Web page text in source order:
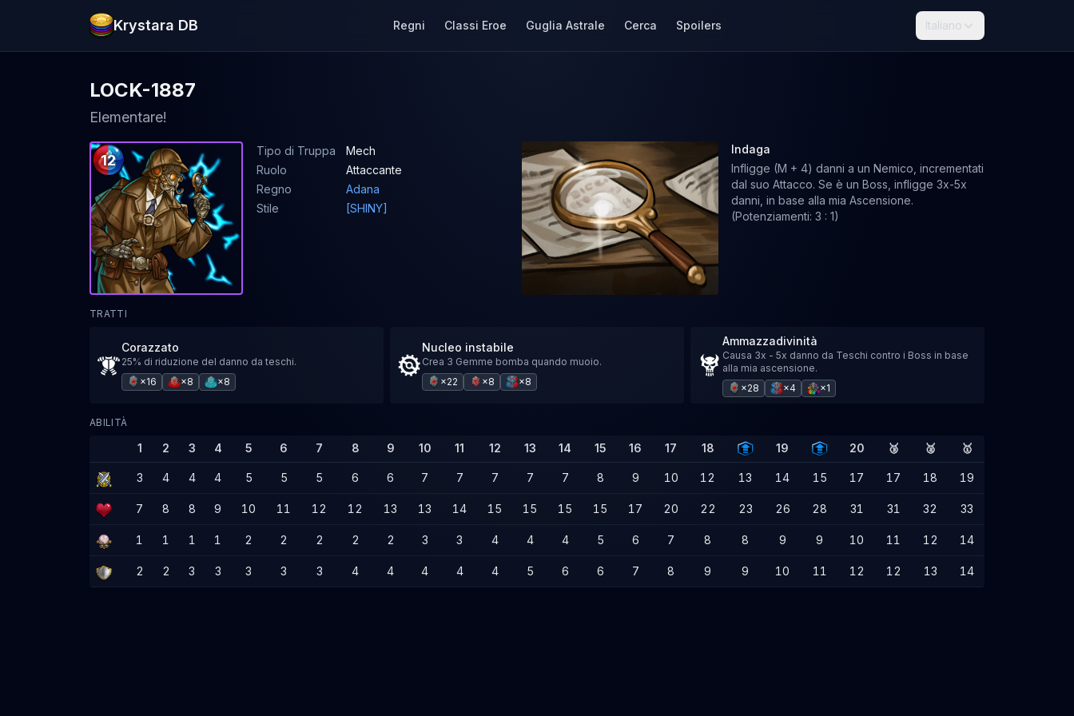
Krystara DB Regni Classi Eroe Guglia Astrale Cerca Spoilers Italiano
LOCK-1887
Elementare!
12
Tipo di Truppa
Mech
Ruolo
Attaccante
Regno
Adana
Stile
[SHINY]
Indaga
Infligge (M + 4) danni a un Nemico, incrementati
dal suo Attacco. Se è un Boss, infligge 3x-5x
danni, in base alla mia Ascensione.
(Potenziamenti: 3 : 1)
TRATTI
Corazzato
25% di riduzione del danno da teschi.
×16
×8 ×8
Nucleo instabile
Crea 3 Gemme bomba quando muoio.
×22
×8 ×8
Ammazzadivinità
Causa 3x - 5x danno da Teschi contro i Boss in base
alla mia ascensione.
×28
×4 ×1
ABILITÀ
1 2 3 4 5 6 7 8 9 10 11 12 13 14 15 16 17 18 19 20 🥉 🥈 🥇
3 4 4 4 5 5 5 6 6 7 7 7 7 7 8 9 10 12 13 14 15 17 17 18 19
7 8 8 9 10 11 12 12 13 13 14 15 15 15 15 17 20 22 23 26 28 31 31 32 33
1 1 1 1 2 2 2 2 2 3 3 4 4 4 5 6 7 8 8 9 9 10 11 12 14
2 2 3 3 3 3 3 4 4 4 4 4 5 6 6 7 8 9 9 10 11 12 12 13 14